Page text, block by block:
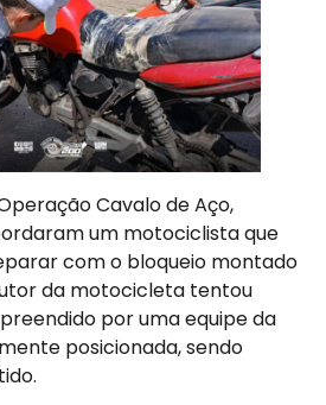
Cavalo de Aço,
um motociclista que
com o bloqueio montado
da motocicleta tentou
por uma equipe da
posicionada, sendo